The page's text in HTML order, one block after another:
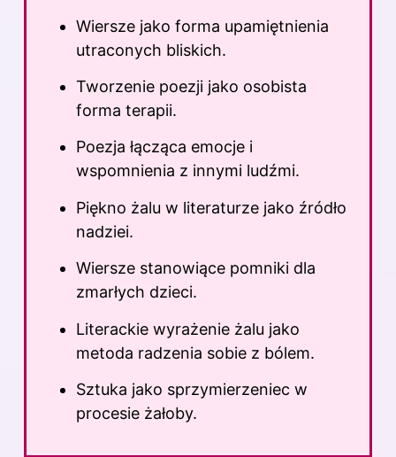
Wiersze jako forma upamiętnienia
utraconych bliskich.
Tworzenie poezji jako osobista
forma terapii.
Poezja łącząca emocje i
wspomnienia z innymi ludźmi.
Piękno żalu w literaturze jako źródło
nadziei.
Wiersze stanowiące pomniki dla
zmarłych dzieci.
Literackie wyrażenie żalu jako
metoda radzenia sobie z bólem.
Sztuka jako sprzymierzeniec w
procesie żałoby.